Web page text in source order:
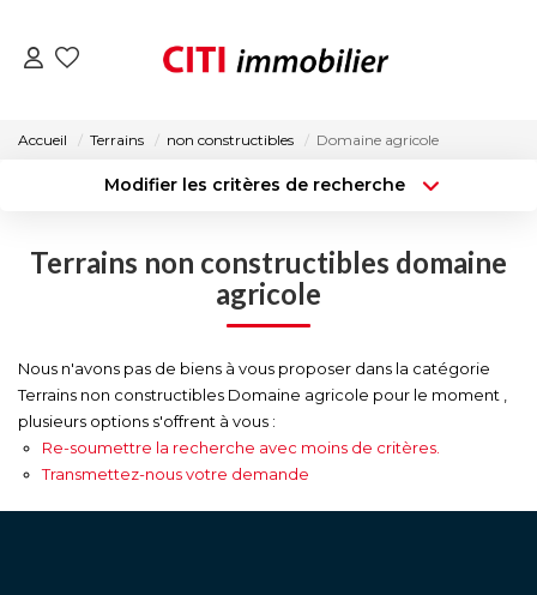
LOCATIONS
ESTIMATION
NOS AGENCES
ACTUALITÉS
CONTACT
Accueil Terrains non constructibles Domaine agricole
Modifier les critères de recherche
Type de bien
Surface min
Créer une alerte
Terrains non constructibles domaine
agricole
Nous n'avons pas de biens à vous proposer dans la catégorie
Terrains non constructibles Domaine agricole pour le moment ,
plusieurs options s'offrent à vous :
Re-soumettre la recherche avec moins de critères.
Transmettez-nous votre demande